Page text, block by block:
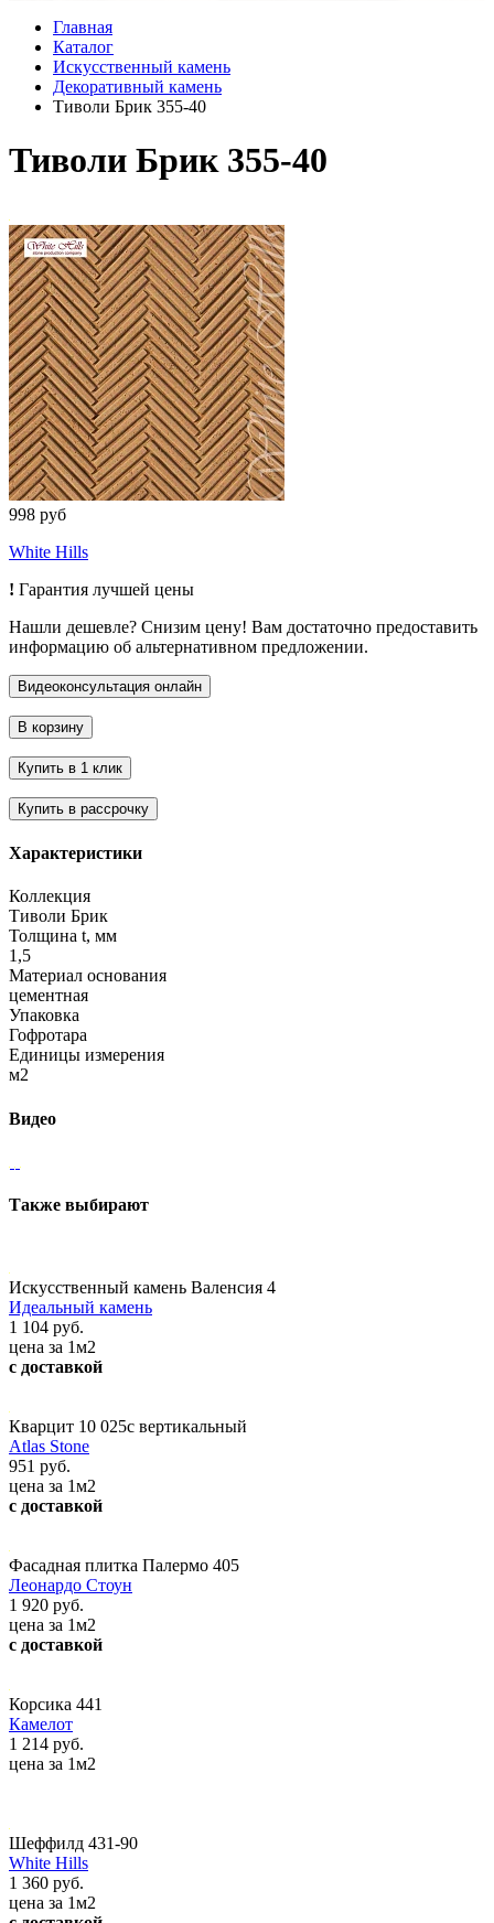
Главная
Каталог
Искусственный камень
Декоративный камень
Тиволи Брик 355-40
Тиволи Брик 355-40
998 руб
White Hills
! Гарантия лучшей цены
Нашли дешевле? Снизим цену! Вам достаточно предоставить
информацию об альтернативном предложении.
Характеристики
Коллекция
Тиволи Брик
Толщина t, мм
1,5
Материал основания
цементная
Упаковка
Гофротара
Единицы измерения
м2
Видео
Также выбирают
Искусственный камень Валенсия 4
Идеальный камень
1 104 руб.
цена за 1м2
с доставкой
Кварцит 10 025с вертикальный
Atlas Stone
951 руб.
цена за 1м2
с доставкой
Фасадная плитка Палермо 405
Леонардо Стоун
1 920 руб.
цена за 1м2
с доставкой
Корсика 441
Камелот
1 214 руб.
цена за 1м2
Шеффилд 431-90
White Hills
1 360 руб.
цена за 1м2